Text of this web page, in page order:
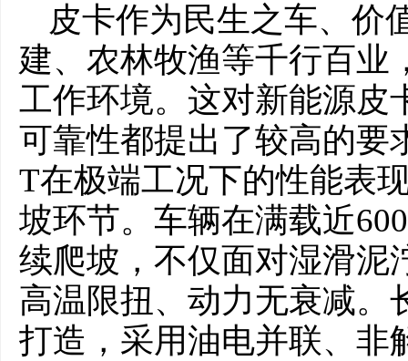
皮卡作为民生之车、价
建、农林牧渔等千行百业
工作环境。这对新能源皮
可靠性都提出了较高的要
T在极端工况下的性能表
坡环节。车辆在满载近
续爬坡，不仅面对湿滑泥
高温限扭、动力无衰减。
打造，采用油电并联、非